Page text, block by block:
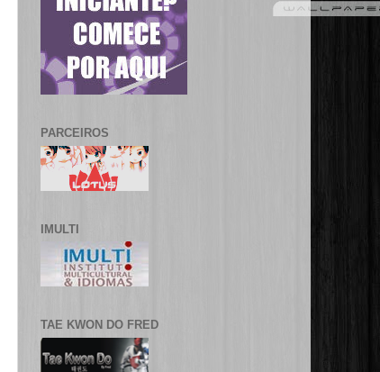
PARCEIROS
IMULTI
TAE KWON DO FRED